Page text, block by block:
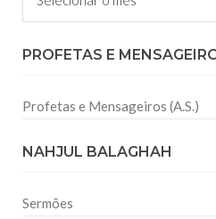
PROFETAS E
Profetas e Mensageiros (A.S.)
NAHJUL BALAGHAH
Sermões